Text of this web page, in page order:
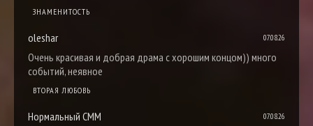
ЗНАМЕНИТОСТЬ
oleshar 07.08.26
Очень красивая и добрая драма с хорошим концом)) много
событий, неявное
ВТОРАЯ ЛЮБОВЬ
Нормальный СММ 07.08.26